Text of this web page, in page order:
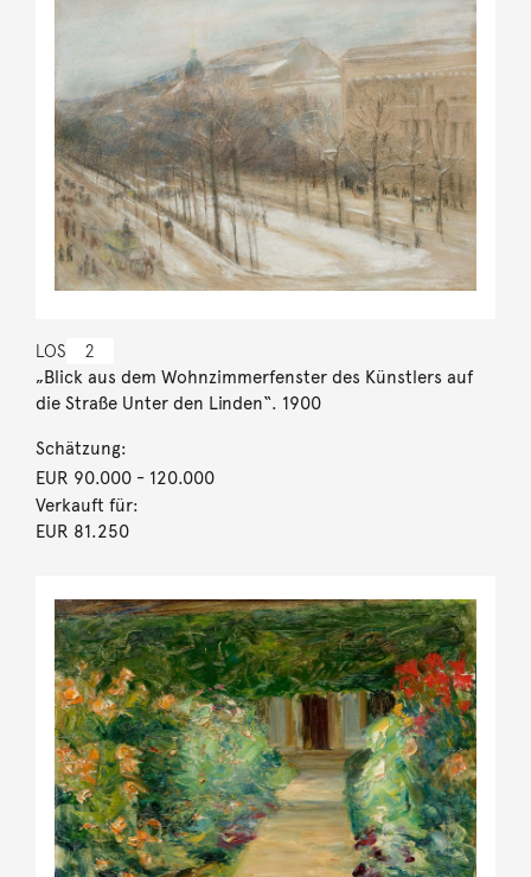
LOS 2
„Blick aus dem Wohnzimmerfenster des Künstlers auf
die Straße Unter den Linden“. 1900
Schätzung:
EUR 90.000- 120.000
Verkauft für:
EUR 81.250